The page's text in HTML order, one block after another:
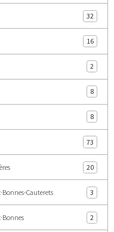
32
16
2
8
8
73
20
Cauterets 3
2